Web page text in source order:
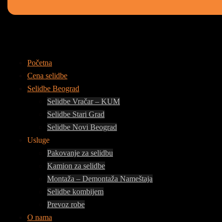
Početna
Cena selidbe
Selidbe Beograd
Selidbe Vračar – KUM
Selidbe Stari Grad
Selidbe Novi Beograd
Usluge
Pakovanje za selidbu
Kamion za selidbe
Montaža – Demontaža Nameštaja
Selidbe kombijem
Prevoz robe
O nama